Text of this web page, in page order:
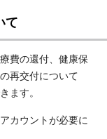
て
費の還付、健康保
再交付について
ます。
カウントが必要に